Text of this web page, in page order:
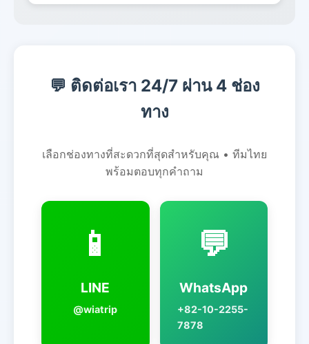
💬 ติดต่อเรา 24/7 ผ่าน 4 ช่อง
ทาง
เลือกช่องทางที่สะดวกที่สุดสำหรับคุณ • ทีมไทย
พร้อมตอบทุกคำถาม
📱
LINE
@wiatrip
💬
WhatsApp
+82-10-2255-
7878